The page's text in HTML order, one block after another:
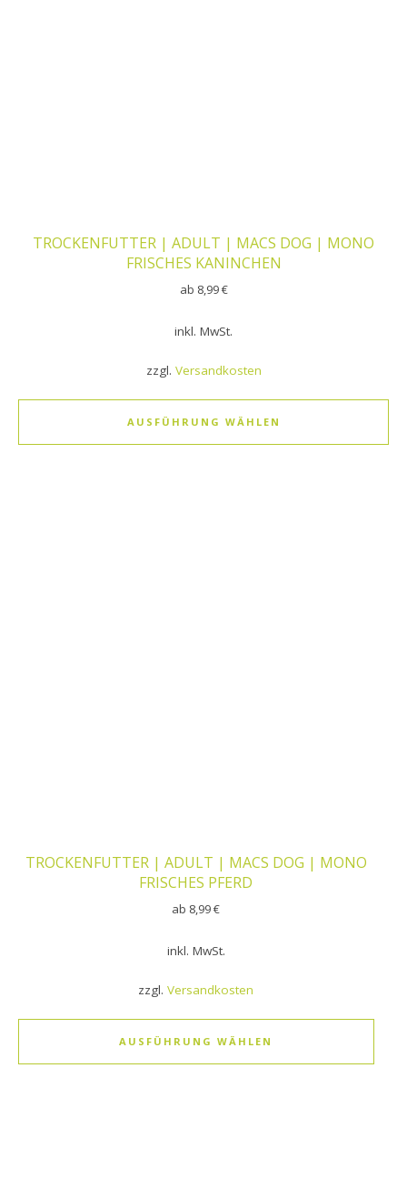
TROCKENFUTTER | ADULT | MACS DOG | MONO
FRISCHES KANINCHEN
ab 8,99€
inkl. MwSt.
zzgl. Versandkosten
AUSFÜHRUNG WÄHLEN
TROCKENFUTTER | ADULT | MACS DOG | MONO
FRISCHES PFERD
ab 8,99€
inkl. MwSt.
zzgl.Versandkosten
AUSFÜHRUNG WÄHLEN